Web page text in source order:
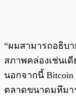
“ผมสามารถอธิบ
สภาพคล่องเช่นเ
นอกจากนี้
ตลาดขนาดมหึมา